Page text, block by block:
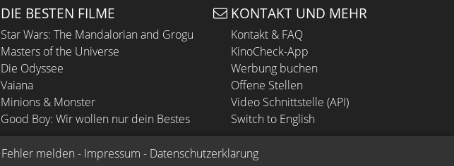
DIE BESTEN FILME
Star Wars: The Mandalorian and Grogu
Masters of the Universe
Die Odyssee
Vaiana
Minions & Monster
Good Boy: Wir wollen nur dein Bestes
KONTAKT UND MEHR
Kontakt & FAQ
KinoCheck-App
Werbung buchen
Offene Stellen
Video Schnittstelle (API)
Switch to English
Fehler melden - Impressum - Datenschutzerklärung